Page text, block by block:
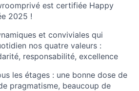
est certifiée Happy
2025 !
et conviviales qui
nos quatre valeurs :
responsabilité, excellence
les étages : une bonne dose de
pragmatisme, beaucoup de